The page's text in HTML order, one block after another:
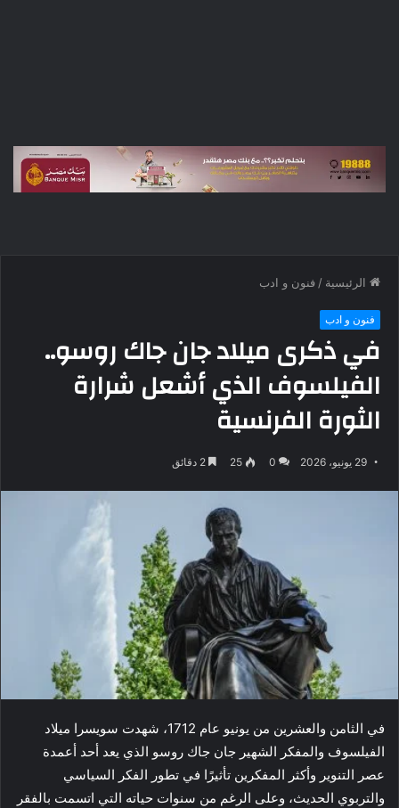
الرئيسية / فنون و ادب
فنون و ادب
في ذكرى ميلاد جان جاك روسو..
الفيلسوف الذي أشعل شرارة
الثورة الفرنسية
29 يونيو، 2026 0
25
في الثامن والعشرين من يونيو عام 1712، شهدت سويسرا ميلاد
الفيلسوف والمفكر الشهير جان جاك روسو الذي يعد أحد أعمدة
عصر التنوير وأكثر المفكرين تأثيرًا في تطور الفكر السياسي
والتربوي الحديث، وعلى الرغم من سنوات حياته التي اتسمت بالفقر